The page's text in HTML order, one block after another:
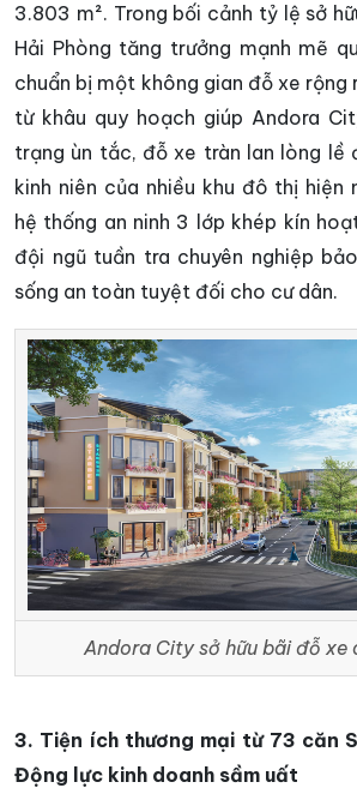
3.803 m². Trong bối cảnh tỷ lệ sở
Hải Phòng tăng trưởng mạnh mẽ
chuẩn bị một không gian đỗ xe rộng
từ khâu quy hoạch giúp Andora
trạng ùn tắc, đỗ xe tràn lan lòng lề
kinh niên của nhiều khu đô thị hiện
hệ thống an ninh 3 lớp khép kín
đội ngũ tuần tra chuyên nghiệp
sống an toàn tuyệt đối cho cư dân.
Andora City sở hữu bãi đỗ xe
3. Tiện ích thương mại từ 73 căn
Động lực kinh doanh sầm uất